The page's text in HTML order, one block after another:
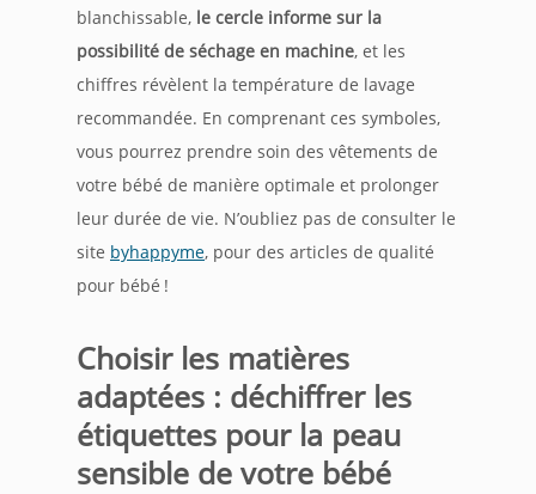
blanchissable, le cercle informe sur la
possibilité de séchage en machine, et les
chiffres révèlent la température de lavage
recommandée. En comprenant ces symboles,
vous pourrez prendre soin des vêtements de
votre bébé de manière optimale et prolonger
leur durée de vie. N’oubliez pas de consulter le
site byhappyme, pour des articles de qualité
pour bébé !
Choisir les matières
adaptées : déchiffrer les
étiquettes pour la peau
sensible de votre bébé